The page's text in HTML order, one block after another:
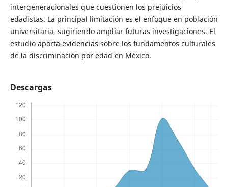
intergeneracionales que cuestionen los prejuicios
edadistas. La principal limitación es el enfoque en población
universitaria, sugiriendo ampliar futuras investigaciones. El
estudio aporta evidencias sobre los fundamentos culturales
de la discriminación por edad en México.
Descargas